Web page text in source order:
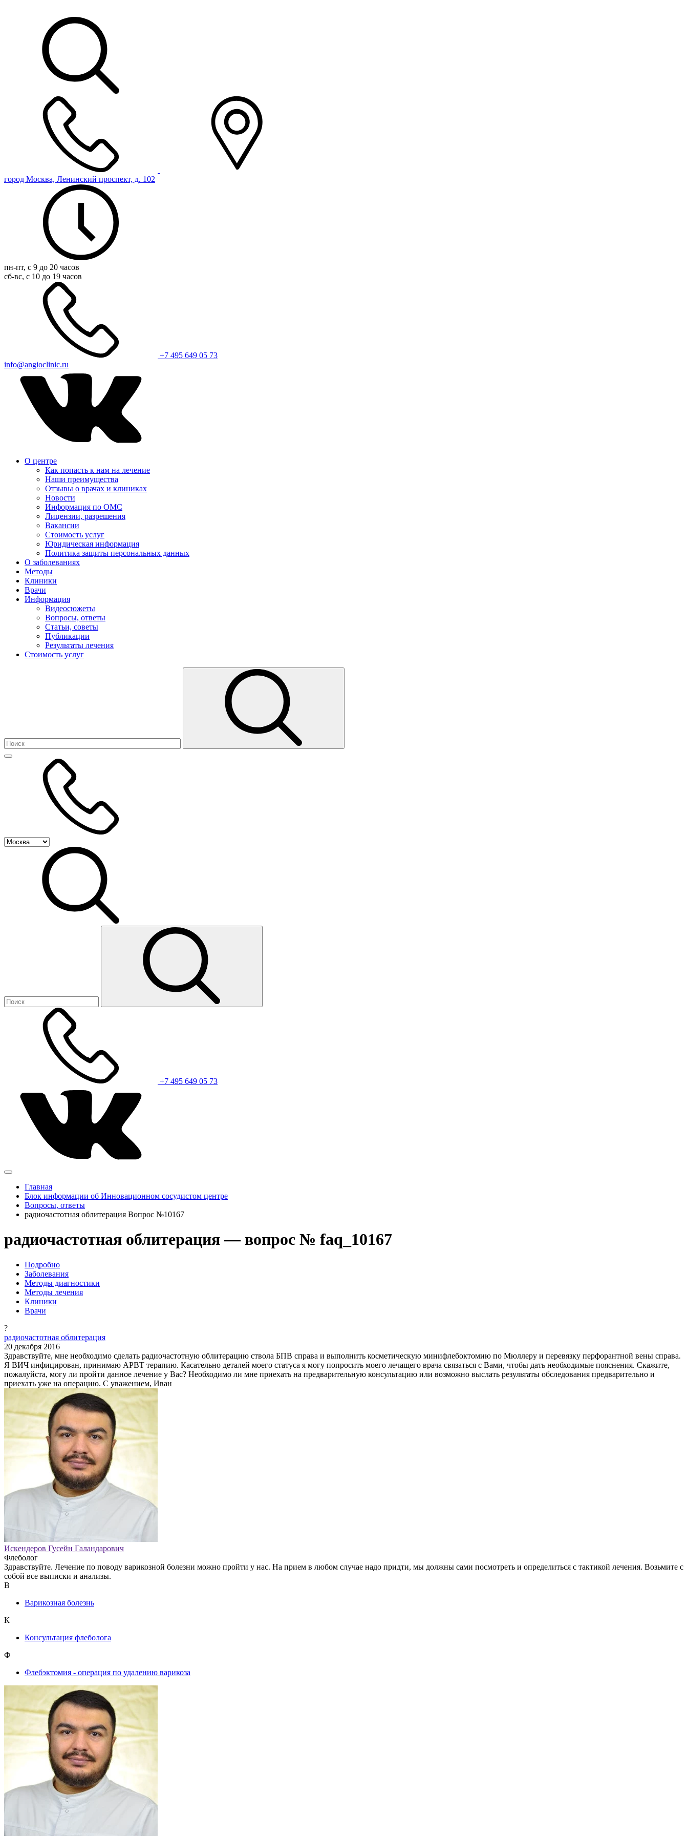
город Москва, Ленинский проспект, д. 102
пн-пт, с 9 до 20 часов
сб-вс, с 10 до 19 часов
+7 495 649 05 73
info@angioclinic.ru
О центре
Как попасть к нам на лечение
Наши преимущества
Отзывы о врачах и клиниках
Новости
Информация по ОМС
Лицензии, разрешения
Вакансии
Стоимость услуг
Юридическая информация
Политика защиты персональных данных
О заболеваниях
Методы
Клиники
Врачи
Информация
Видеосюжеты
Вопросы, ответы
Статьи, советы
Публикации
Результаты лечения
Стоимость услуг
+7 495 649 05 73
Главная
Блок информации об Инновационном сосудистом центре
Вопросы, ответы
радиочастотная облитерация Вопрос №10167
радиочастотная облитерация — вопрос № faq_10167
Подробно
Заболевания
Методы диагностики
Методы лечения
Клиники
Врачи
?
радиочастотная облитерация
20 декабря 2016
Здравствуйте, мне необходимо сделать радиочастотную облитерацию ствола БПВ справа и выполнить косметическую минифлебоктомию по Мюллеру и перевязку перфорантной вены справа.
Я ВИЧ инфицирован, принимаю АРВТ терапию. Касательно деталей моего статуса я могу попросить моего лечащего врача связаться с Вами, чтобы дать необходимые пояснения. Скажите,
пожалуйста, могу ли пройти данное лечение у Вас? Необходимо ли мне приехать на предварительную консультацию или возможно выслать результаты обследования предварительно и
приехать уже на операцию. С уважением, Иван
Искендеров Гусейн Галандарович
Флеболог
Здравствуйте. Лечение по поводу варикозной болезни можно пройти у нас. На прием в любом случае надо придти, мы должны сами посмотреть и определиться с тактикой лечения. Возьмите с
собой все выписки и анализы.
В
Варикозная болезнь
К
Консультация флеболога
Ф
Флебэктомия - операция по удалению варикоза